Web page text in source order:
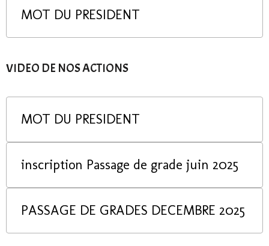
MOT DU PRESIDENT
VIDEO DE NOS ACTIONS
MOT DU PRESIDENT
inscription Passage de grade juin 2025
PASSAGE DE GRADES DECEMBRE 2025